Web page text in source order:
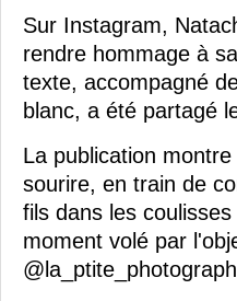
Sur Instagram,
rendre hommage à
texte, accompagné
blanc, a été partagé
La publication
sourire, en train de
fils dans les
moment volé par